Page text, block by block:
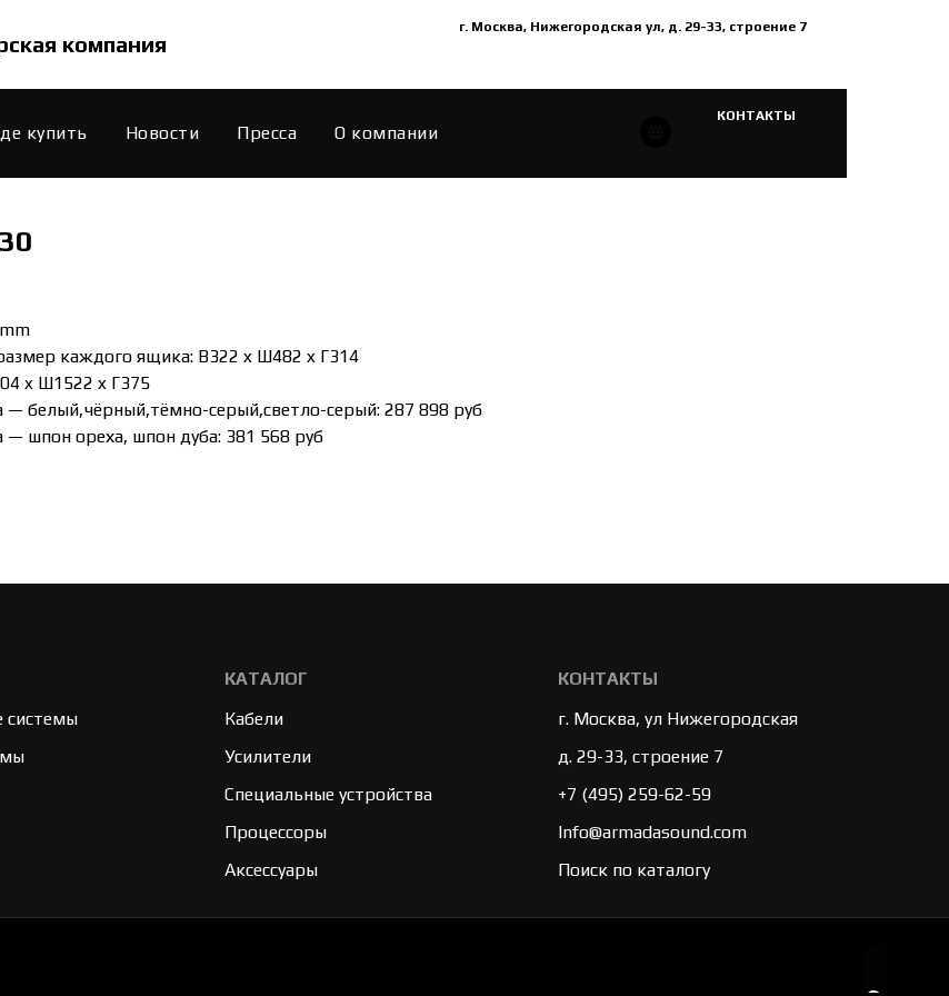
компания
г. Москва, Нижегородская ул, д. 29-33, строение 7
купить Новости Пресса О компании
КОНТАКТЫ
каждого ящика: B322 x Ш482 x Г314
x Ш1522 x Г375
— белый,чёрный,тёмно-серый,светло-серый: 287 898 руб
— шпон ореха, шпон дуба: 381 568 руб
системы
КАТАЛОГ
Кабели
Усилители
Специальные устройства
Процессоры
Аксессуары
КОНТАКТЫ
г. Москва, ул Нижегородская
д. 29-33, строение 7
+7 (495) 259-62-59
Info@armadasound.com
Поиск по каталогу